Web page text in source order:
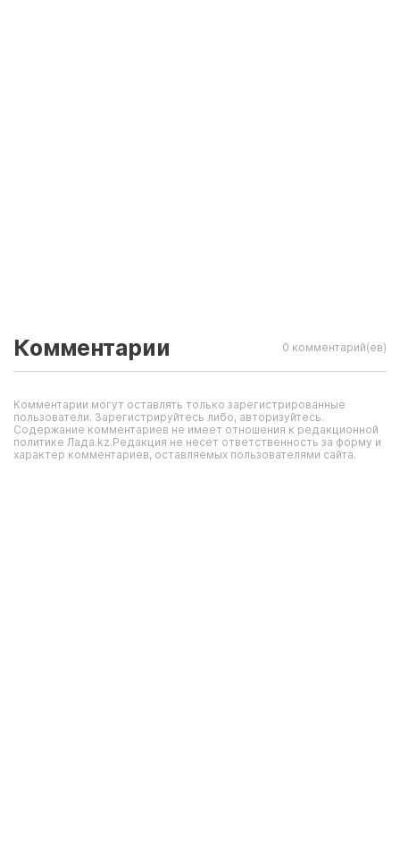
Комментарии 0 комментарий(ев)
Комментарии могут оставлять только зарегистрированные
пользователи. Зарегистрируйтесь либо, авторизуйтесь.
Содержание комментариев не имеет отношения к редакционной
политике Лада.kz.Редакция не несет ответственность за форму и
характер комментариев, оставляемых пользователями сайта.